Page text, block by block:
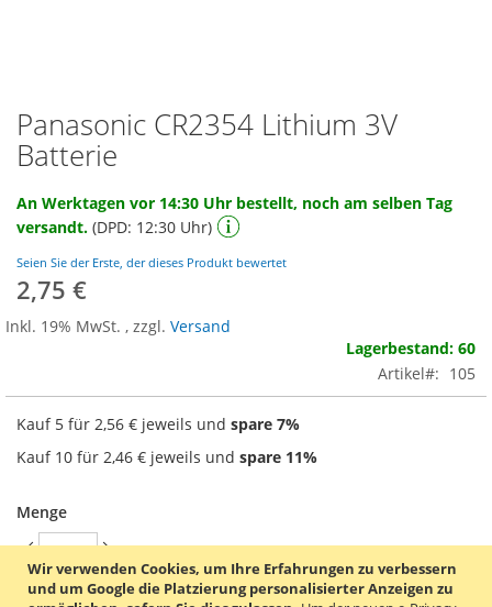
Wir verwenden Cookies, um Ihre Erfahrungen zu verbessern
und um Google die Platzierung personalisierter Anzeigen zu
Zum
Anfang
der
springen
Panasonic CR2354 Lithium 3V
Batterie
An Werktagen vor 14:30 Uhr bestellt, noch am selben Tag
versandt. (DPD: 12:30 Uhr)
Seien Sie der Erste, der dieses Produkt bewertet
2,75 €
Inkl. 19% MwSt. , zzgl. Versand
Lagerbestand: 60
Artikel
105
Kauf 5 für 2,56 € jeweils und spare 7%
Kauf 10 für 2,46 € jeweils und spare 11%
Menge